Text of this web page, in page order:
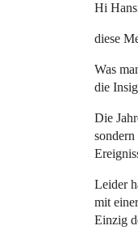
Hi
diese
Was
die
Die
Leider
mit
Einzig